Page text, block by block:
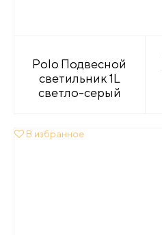
Polo Подвесной
светильник 1L
светло-серый
В избранное